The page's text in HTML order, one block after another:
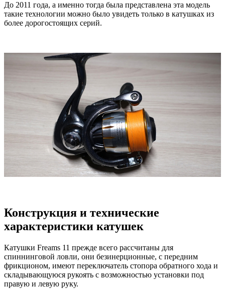
До 2011 года, а именно тогда была представлена эта модель
такие технологии можно было увидеть только в катушках из
более дорогостоящих серий.
Конструкция и технические
характеристики катушек
Катушки Freams 11 прежде всего рассчитаны для
спиннинговой ловли, они безинерционные, с передним
фрикционом, имеют переключатель стопора обратного хода и
складывающуюся рукоять с возможностью установки под
правую и левую руку.